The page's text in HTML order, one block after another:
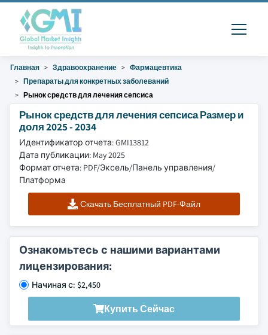
Главная Здравоохранение
Фармацевтика
Препараты для конкретных заболеваний
Рынок средств для лечения сепсиса
Рынок средств для лечения сепсиса Размер и
доля 2025 - 2034
Идентификатор отчета: GMI13812
Дата публикации: May 2025
Формат отчета: PDF/Эксель/Панель управления/
Платформа
Скачать Бесплатный PDF-Файл
Ознакомьтесь с нашими вариантами
лицензирования:
Начиная с: $2,450
Купить Сейчас